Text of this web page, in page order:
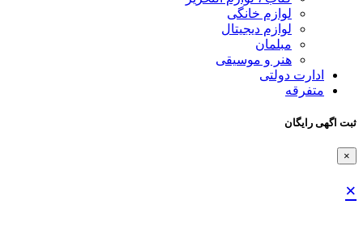
لوازم خانگی
لوازم دیجیتال
مبلمان
هنر و موسیقی
ادارت دولتی
متفرقه
ثبت اگهی رایگان
×
×